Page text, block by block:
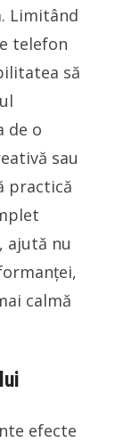
Limitând
telefon
să
de o
sau
practică
ajută nu
calmă
efecte